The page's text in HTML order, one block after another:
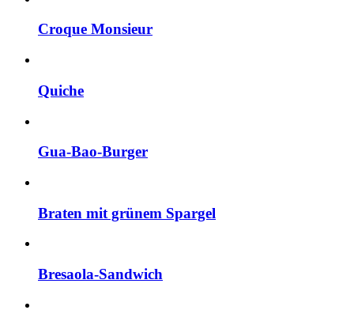
Croque Monsieur
Quiche
Gua-Bao-Burger
Braten mit grünem Spargel
Bresaola-Sandwich